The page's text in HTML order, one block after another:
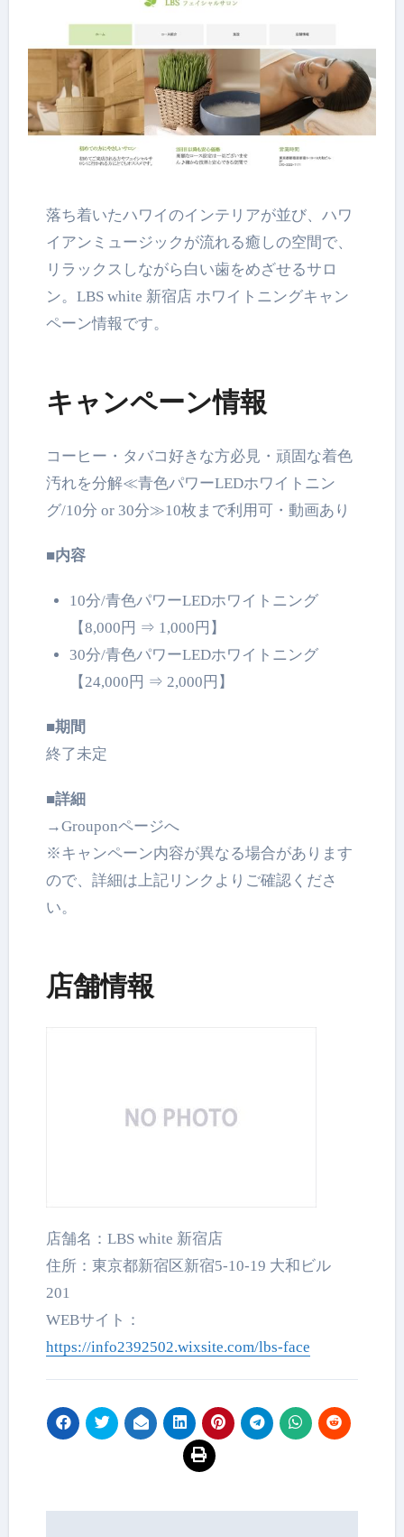
落ち着いたハワイのインテリアが並び、ハワ
イアンミュージックが流れる癒しの空間で、
リラックスしながら白い歯をめざせるサロ
ン。LBS white 新宿店 ホワイトニングキャン
ペーン情報です。
キャンペーン情報
コーヒー・タバコ好きな方必見・頑固な着色
汚れを分解≪青色パワーLEDホワイトニン
グ/10分 or 30分≫10枚まで利用可・動画あり
■内容
10分/青色パワーLEDホワイトニング
【8,000円 ⇒ 1,000円】
30分/青色パワーLEDホワイトニング
【24,000円 ⇒ 2,000円】
■期間
終了未定
■詳細
→Grouponページへ
※キャンペーン内容が異なる場合があります
ので、詳細は上記リンクよりご確認くださ
い。
店舗情報
店舗名：LBS white 新宿店
住所：東京都新宿区新宿5-10-19 大和ビル
201
WEBサイト：
https://info2392502.wixsite.com/lbs-face